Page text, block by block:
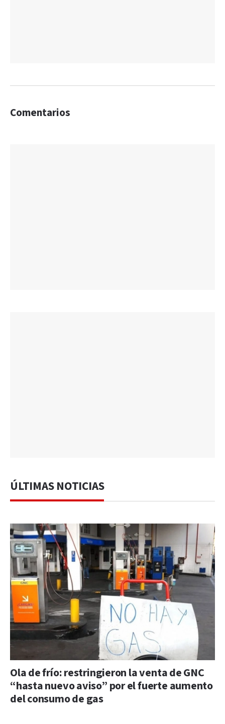
Comentarios
ÚLTIMAS NOTICIAS
Ola de frío: restringieron la venta de GNC
“hasta nuevo aviso” por el fuerte aumento
del consumo de gas